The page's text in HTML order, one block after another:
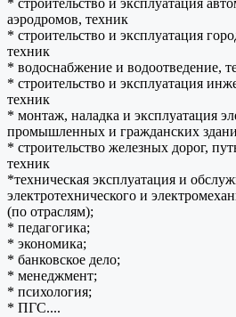
* строительство и эксплуатация
аэродромов, техник
* строительство и эксплуатация
техник
* водоснабжение и водоотведение,
* строительство и эксплуатация
техник
* монтаж, наладка и эксплуатация
промышленных и гражданских
* строительство железных дорог,
техник
*техническая эксплуатация и
электротехнического и
(по отраслям);
* педагогика;
* экономика;
* банковское дело;
* менеджмент;
* психология;
* ПГС....